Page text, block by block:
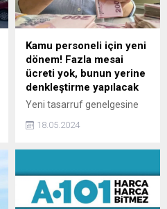
Kamu personeli için yeni
dönem! Fazla mesai
ücreti yok, bunun yerine
denkleştirme yapılacak
Yeni tasarruf genelgesine
zorunlu haller dışında fazla
çalıştırılmayacak.
Memurlara toplu
sözleşmede öngörülen
18.05.2024